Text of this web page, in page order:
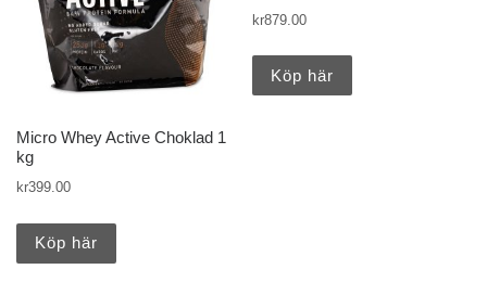
Micro Whey Active Choklad 1
kg
kr399.00
Köp här
kr879.00
Köp här